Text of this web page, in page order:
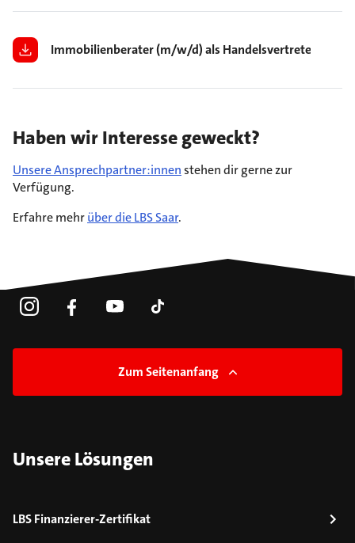
Immobilienberater (m/w/d) als Handelsvertreter nach §
Haben wir Interesse geweckt?
Unsere Ansprechpartner:innenstehen dir gerne zur
Verfügung.
Erfahre mehrüber die LBS Saar.
Zum Seitenanfang
Unsere Lösungen
LBS Finanzierer-Zertifikat